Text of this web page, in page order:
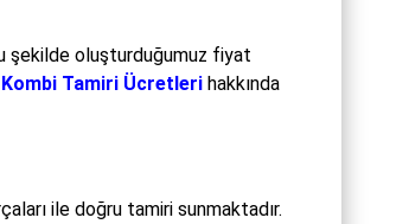
şekilde oluşturduğumuz fiyat
Tamiri Ücretleri hakkında
ile doğru tamiri sunmaktadır.